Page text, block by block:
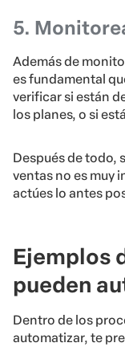
5.
Además de
es fundamental
verificar si están
los planes, o si
Después de todo,
ventas no es muy
actúes lo antes
Ejemplos
pueden
Dentro de los
automatizar, te